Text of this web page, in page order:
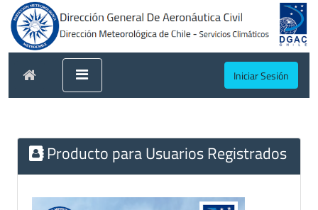
Iniciar Sesión
Producto para Usuarios Registrados